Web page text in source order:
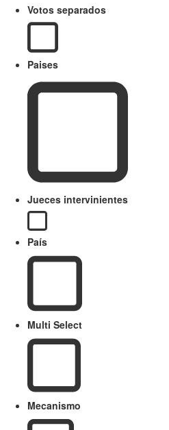
Votos separados
Paises
Jueces intervinientes
País
Multi Select
Mecanismo